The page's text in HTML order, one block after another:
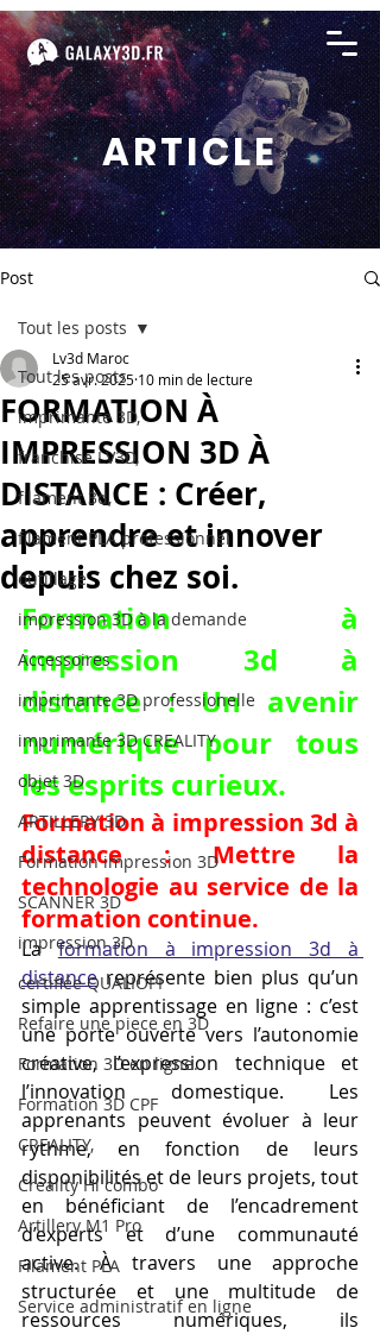
ARTICLE
Post
Tout les posts
imprimante 3D,
franchise LV3D,
filament 3d,
filament PLA professionnel
outillage
impression 3D à la demande
Accessoires
imprimante 3D professionelle
imprimante 3D CREALITY
objet 3D
ARTILLERY 3D
Formation impression 3D
SCANNER 3D
impression 3D
certifiée QUALIOPI
Refaire une piece en 3D
Formation 3D en ligne.
Formation 3D CPF
CREALITY,
Creality Hi combo
Artillery M1 Pro
Filament PLA
Service administratif en ligne
Tout les posts
FORMATION À
IMPRESSION 3D À
DISTANCE : Créer,
apprendre et innover
depuis chez soi.
Lv3d Maroc
25 avr. 2025 10 min de lecture
Formation à
impression 3d à
distance : Un avenir
numérique pour tous
les esprits curieux.
Formation à impression 3d à
distance : Mettre la
technologie au service de la
formation continue.
La formation à impression 3d à
distance représente bien plus qu’un
simple apprentissage en ligne : c’est
une porte ouverte vers l’autonomie
créative, l’expression technique et
l’innovation domestique. Les
apprenants peuvent évoluer à leur
rythme, en fonction de leurs
disponibilités et de leurs projets, tout
en bénéficiant de l’encadrement
d’experts et d’une communauté
active. À travers une approche
structurée et une multitude de
ressources numériques, ils